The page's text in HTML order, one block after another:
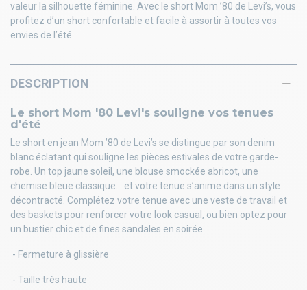
valeur la silhouette féminine. Avec le short Mom ’80 de Levi’s, vous
profitez d’un short confortable et facile à assortir à toutes vos
envies de l’été.
DESCRIPTION
Le short Mom '80 Levi's souligne vos tenues
d'été
Le short en jean Mom ’80 de Levi’s se distingue par son denim
blanc éclatant qui souligne les pièces estivales de votre garde-
robe. Un top jaune soleil, une blouse smockée abricot, une
chemise bleue classique… et votre tenue s’anime dans un style
décontracté. Complétez votre tenue avec une veste de travail et
des baskets pour renforcer votre look casual, ou bien optez pour
un bustier chic et de fines sandales en soirée.
- Fermeture à glissière
- Taille très haute